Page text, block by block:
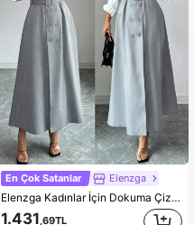
En Çok Satanlar Elenzga
Elenzga Kadınlar İçin Dokuma Çizgili Şık Kolsuz Sonbahar Elbisesi
1.431,69TL